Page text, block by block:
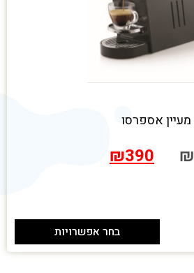
מעיין אספרסו
₪
₪390
בחר אפשרויות